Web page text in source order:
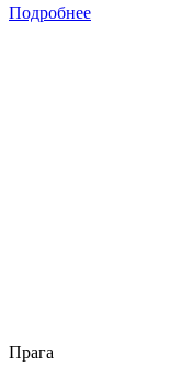
Подробнее
Прага